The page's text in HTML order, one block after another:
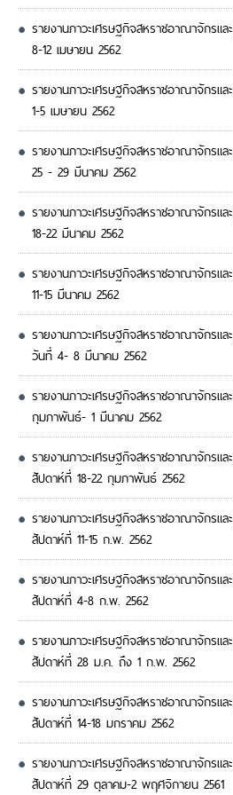
รายงานภาวะเศรษฐกิจสหราชอาณาจักรแ
8-12 เมษายน 2562
รายงานภาวะเศรษฐกิจสหราชอาณาจักรแ
1-5 เมษายน 2562
รายงานภาวะเศรษฐกิจสหราชอาณาจักรแ
25 - 29 มีนาคม 2562
รายงานภาวะเศรษฐกิจสหราชอาณาจักรแ
18-22 มีนาคม 2562
รายงานภาวะเศรษฐกิจสหราชอาณาจักรแ
11-15 มีนาคม 2562
รายงานภาวะเศรษฐกิจสหราชอาณาจักรแ
วันที่ 4- 8 มีนาคม 2562
รายงานภาวะเศรษฐกิจสหราชอาณาจักรแ
กุมภาพันธ์- 1 มีนาคม 2562
รายงานภาวะเศรษฐกิจสหราชอาณาจักรแ
สัปดาห์ที่ 18-22 กุมภาพันธ์ 2562
รายงานภาวะเศรษฐกิจสหราชอาณาจักรแ
สัปดาห์ที่ 11-15 ก.พ. 2562
รายงานภาวะเศรษฐกิจสหราชอาณาจักรแ
สัปดาห์ที่ 4-8 ก.พ. 2562
รายงานภาวะเศรษฐกิจสหราชอาณาจักรแ
สัปดาห์ที่ 28 ม.ค. ถึง 1 ก.พ. 2562
รายงานภาวะเศรษฐกิจสหราชอาณาจักรแ
สัปดาห์ที่ 14-18 มกราคม 2562
รายงานภาวะเศรษฐกิจสหราชอาณาจักรแ
สัปดาห์ที่ 29 ตุลาคม-2 พฤศจิกายน 2561